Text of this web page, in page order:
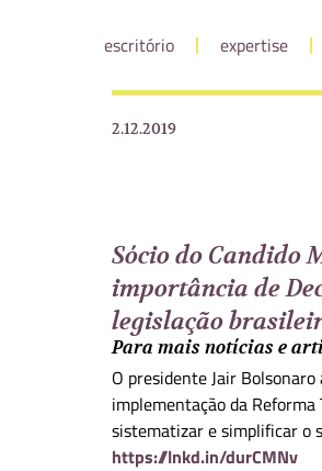
escritório expertise
2.12.2019
Sócio do Candido
importância de
legislação
Para mais notícias e
O presidente Jair
implementação da
sistematizar e simplificar o
https://lnkd.in/durCMNv